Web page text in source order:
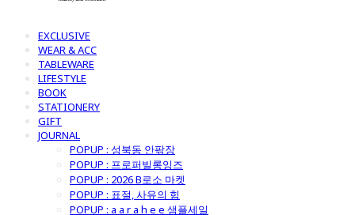
EXCLUSIVE
WEAR & ACC
TABLEWARE
LIFESTYLE
BOOK
STATIONERY
GIFT
JOURNAL
POPUP : 성북동 안팎장
POPUP : 프로퍼빌롱잉즈
POPUP : 2026 B로소 마켓
POPUP : 표절, 사유의 힘
POPUP : a a r a h e e 샘플세일